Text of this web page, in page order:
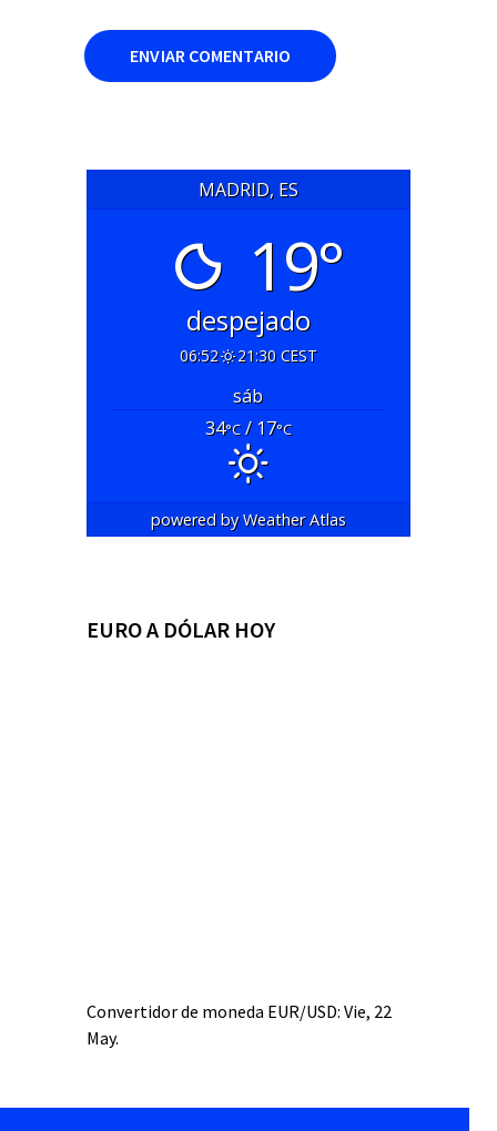
MADRID, ES
19°
despejado
06:52 21:30 CEST
sáb
34°C/ 17°C
powered byWeather Atlas
EURO A DÓLAR HOY
Convertidor de moneda EUR/USD: Vie, 22
May.